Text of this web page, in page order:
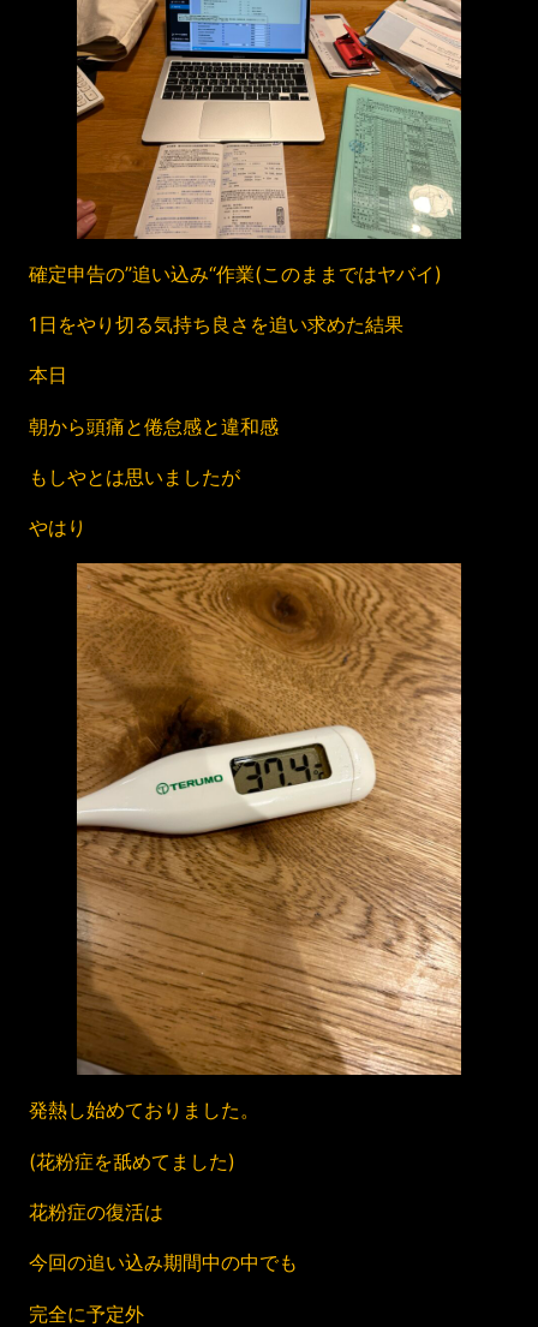
確定申告の”追い込み“作業(このままではヤバイ)
1日をやり切る気持ち良さを追い求めた結果
本日
朝から頭痛と倦怠感と違和感
もしやとは思いましたが
やはり
発熱し始めておりました。
(花粉症を舐めてました)
花粉症の復活は
今回の追い込み期間中の中でも
完全に予定外